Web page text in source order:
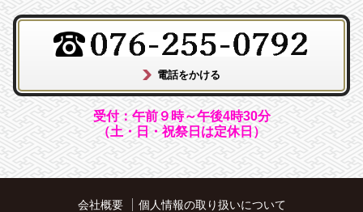
受付：午前９時～午後4時30分
（土・日・祝祭日は定休日）
会社概要 個人情報の取り扱いについて